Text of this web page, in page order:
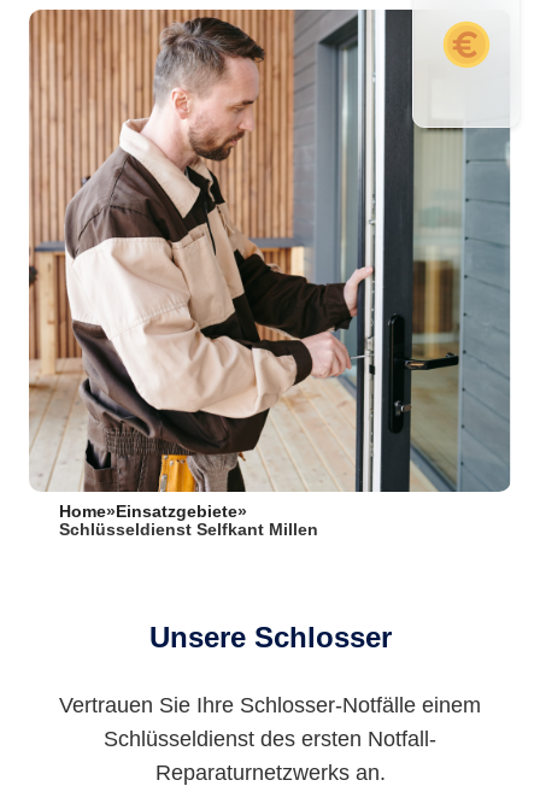
Home» Einsatzgebiete»
Schlüsseldienst Selfkant Millen
Unsere Schlosser
Vertrauen Sie Ihre Schlosser-Notfälle einem
Schlüsseldienst des ersten Notfall-
Reparaturnetzwerks an.